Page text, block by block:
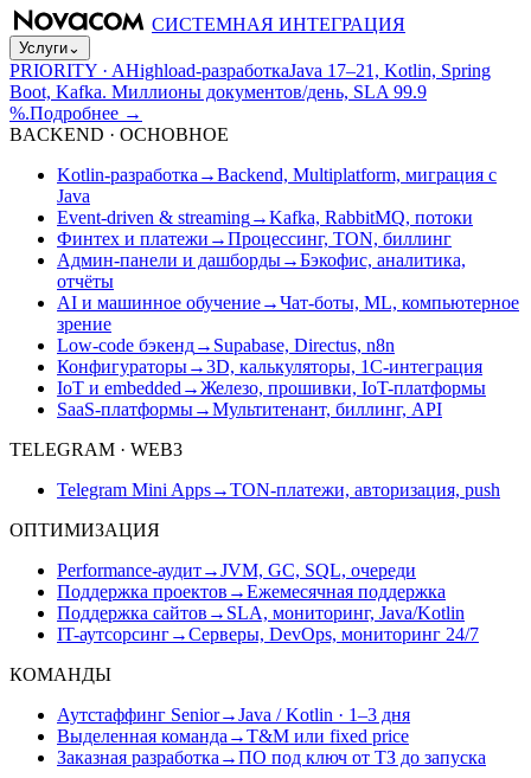
СИСТЕМНАЯ ИНТЕГРАЦИЯ
Услуги⌄
PRIORITY · AHighload-разработкаJava 17–21, Kotlin, Spring
Boot, Kafka. Миллионы документов/день, SLA 99.9
%.Подробнее →
BACKEND · ОСНОВНОЕ
Kotlin-разработка →Backend, Multiplatform, миграция с
Java
Event-driven & streaming→Kafka, RabbitMQ, потоки
Финтех и платежи →Процессинг, TON, биллинг
Админ-панели и дашборды→Бэкофис, аналитика,
отчёты
AI и машинное обучение→Чат-боты, ML, компьютерное
зрение
Low-code бэкенд→ Supabase, Directus, n8n
Конфигураторы→3D, калькуляторы, 1С-интеграция
IoT и embedded →Железо, прошивки, IoT-платформы
SaaS-платформы→Мультитенант, биллинг, API
TELEGRAM · WEB3
Telegram Mini Apps→TON-платежи, авторизация, push
ОПТИМИЗАЦИЯ
Performance-аудит→JVM, GC, SQL, очереди
Поддержка проектов →Ежемесячная поддержка
Поддержка сайтов → SLA, мониторинг, Java/Kotlin
IT-аутсорсинг→Серверы, DevOps, мониторинг 24/7
КОМАНДЫ
Аутстаффинг Senior→Java / Kotlin · 1–3 дня
Выделенная команда →T&M или fixed price
Заказная разработка →ПО под ключ от ТЗ до запуска